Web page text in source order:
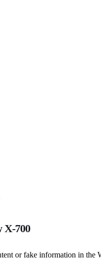
X-700
or fake information in the